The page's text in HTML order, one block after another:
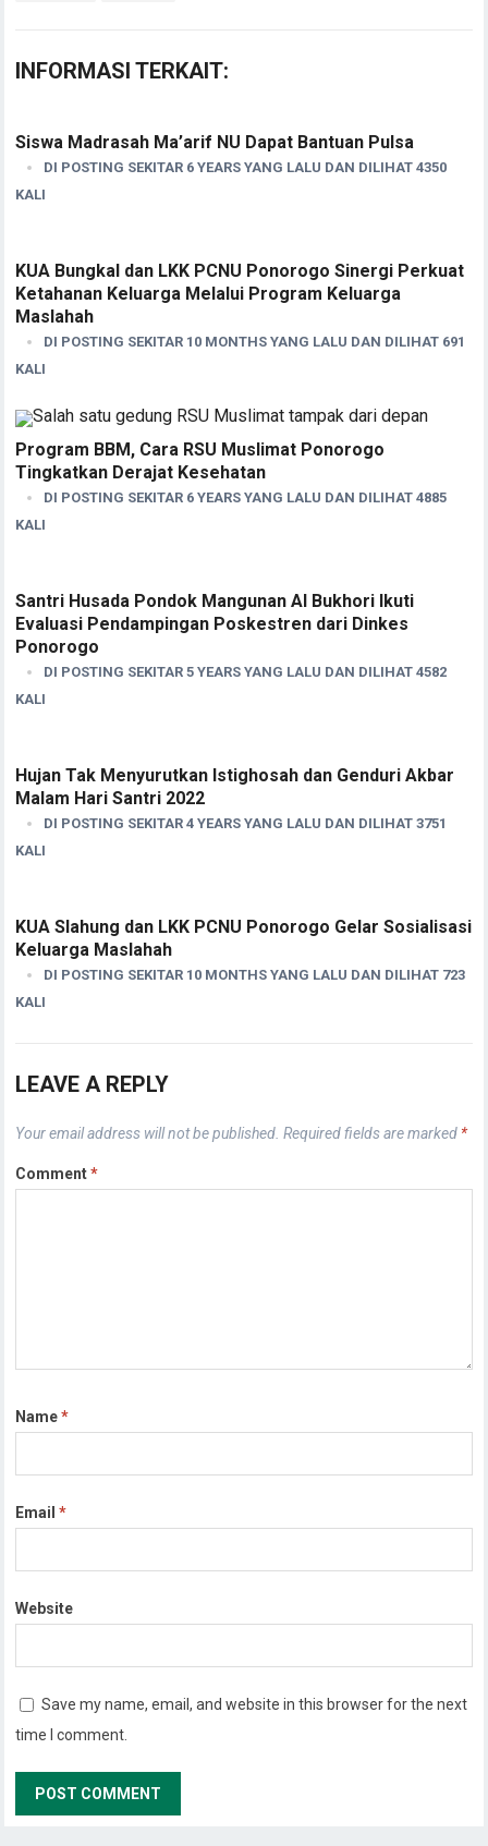
INFORMASI TERKAIT:
Siswa Madrasah Ma’arif NU Dapat Bantuan Pulsa
DI POSTING SEKITAR 6 YEARS YANG LALU DAN DILIHAT 4350
KALI
KUA Bungkal dan LKK PCNU Ponorogo Sinergi Perkuat
Ketahanan Keluarga Melalui Program Keluarga
Maslahah
DI POSTING SEKITAR 10 MONTHS YANG LALU DAN DILIHAT 691
KALI
Program BBM, Cara RSU Muslimat Ponorogo
Tingkatkan Derajat Kesehatan
DI POSTING SEKITAR 6 YEARS YANG LALU DAN DILIHAT 4885
KALI
Santri Husada Pondok Mangunan Al Bukhori Ikuti
Evaluasi Pendampingan Poskestren dari Dinkes
Ponorogo
DI POSTING SEKITAR 5 YEARS YANG LALU DAN DILIHAT 4582
KALI
Hujan Tak Menyurutkan Istighosah dan Genduri Akbar
Malam Hari Santri 2022
DI POSTING SEKITAR 4 YEARS YANG LALU DAN DILIHAT 3751
KALI
KUA Slahung dan LKK PCNU Ponorogo Gelar Sosialisasi
Keluarga Maslahah
DI POSTING SEKITAR 10 MONTHS YANG LALU DAN DILIHAT 723
KALI
LEAVE A REPLY
Your email address will not be published. Required fields are marked *
Comment*
Name*
Email*
Website
Save my name, email, and website in this browser for the next
time I comment.